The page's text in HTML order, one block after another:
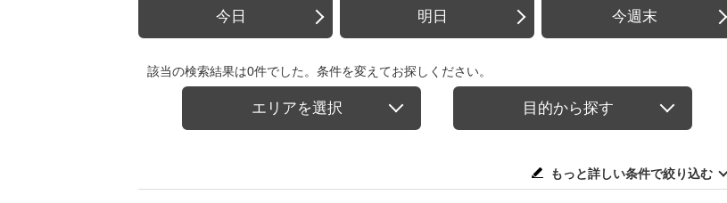
今日 明日 今週末
該当の検索結果は0件でした。条件を変えてお探しください。
エリアを選択 目的から探す
もっと詳しい条件で絞り込む